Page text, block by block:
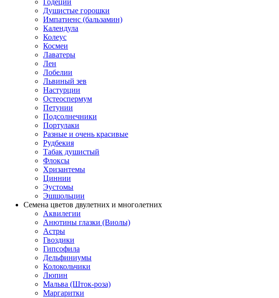
Годеции
Душистые горошки
Импатиенс (бальзамин)
Календула
Колеус
Космеи
Лаватеры
Лен
Лобелии
Львиный зев
Настурции
Остеоспермум
Петунии
Подсолнечники
Портулаки
Разные и очень красивые
Рудбекия
Табак душистый
Флоксы
Хризантемы
Циннии
Эустомы
Эшшольции
Семена цветов двулетних и многолетних
Аквилегии
Анютины глазки (Виолы)
Астры
Гвоздики
Гипсофила
Дельфиниумы
Колокольчики
Люпин
Мальва (Шток-роза)
Маргаритки